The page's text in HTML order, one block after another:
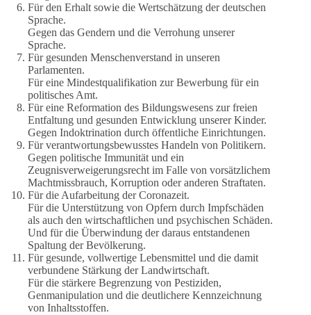
Für den Erhalt sowie die Wertschätzung der deutschen
Sprache.
Gegen das Gendern und die Verrohung unserer
Sprache.
Für gesunden Menschenverstand in unseren
Parlamenten.
Für eine Mindestqualifikation zur Bewerbung für ein
politisches Amt.
Für eine Reformation des Bildungswesens zur freien
Entfaltung und gesunden Entwicklung unserer Kinder.
Gegen Indoktrination durch öffentliche Einrichtungen.
Für verantwortungsbewusstes Handeln von Politikern.
Gegen politische Immunität und ein
Zeugnisverweigerungsrecht im Falle von vorsätzlichem
Machtmissbrauch, Korruption oder anderen Straftaten.
Für die Aufarbeitung der Coronazeit.
Für die Unterstützung von Opfern durch Impfschäden
als auch den wirtschaftlichen und psychischen Schäden.
Und für die Überwindung der daraus entstandenen
Spaltung der Bevölkerung.
Für gesunde, vollwertige Lebensmittel und die damit
verbundene Stärkung der Landwirtschaft.
Für die stärkere Begrenzung von Pestiziden,
Genmanipulation und die deutlichere Kennzeichnung
von Inhaltsstoffen.